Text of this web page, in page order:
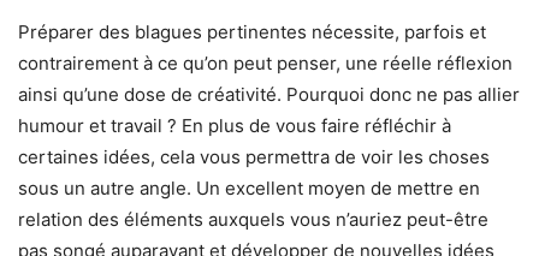
Préparer des blagues pertinentes nécessite, parfois et
contrairement à ce qu’on peut penser, une réelle réflexion
ainsi qu’une dose de créativité. Pourquoi donc ne pas allier
humour et travail ? En plus de vous faire réfléchir à
certaines idées, cela vous permettra de voir les choses
sous un autre angle. Un excellent moyen de mettre en
relation des éléments auxquels vous n’auriez peut-être
pas songé auparavant et développer de nouvelles idées